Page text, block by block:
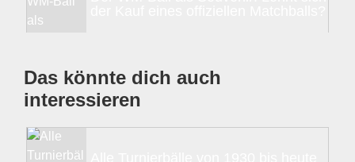
Das könnte dich auch
interessieren